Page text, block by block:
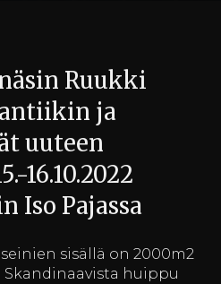
Ruukki
ja
uuteen
16.10.2022
Iso Pajassa
sisällä on 2000m2
huippu